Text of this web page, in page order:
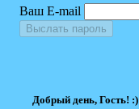
Ваш E-mail
Выслать пароль
Добрый день, Гость! :)